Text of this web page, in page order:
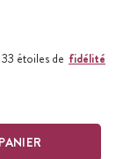
étoiles de fidélité